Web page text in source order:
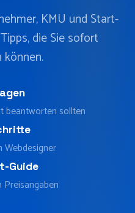
KMU und Start-
die Sie sofort
können.
beantworten sollten
Webdesigner
Guide